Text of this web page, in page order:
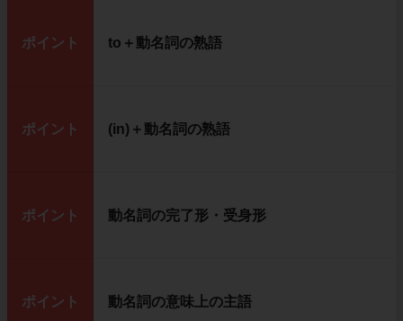
ポイント to＋動名詞の熟語
ポイント (in)＋動名詞の熟語
ポイント 動名詞の完了形・受身形
ポイント 動名詞の意味上の主語